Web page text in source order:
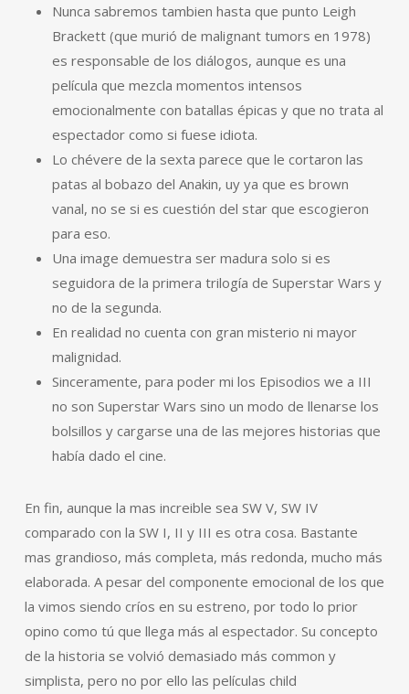
Nunca sabremos tambien hasta que punto Leigh
Brackett (que murió de malignant tumors en 1978)
es responsable de los diálogos, aunque es una
película que mezcla momentos intensos
emocionalmente con batallas épicas y que no trata al
espectador como si fuese idiota.
Lo chévere de la sexta parece que le cortaron las
patas al bobazo del Anakin, uy ya que es brown
vanal, no se si es cuestión del star que escogieron
para eso.
Una image demuestra ser madura solo si es
seguidora de la primera trilogía de Superstar Wars y
no de la segunda.
En realidad no cuenta con gran misterio ni mayor
malignidad.
Sinceramente, para poder mi los Episodios we a III
no son Superstar Wars sino un modo de llenarse los
bolsillos y cargarse una de las mejores historias que
había dado el cine.
En fin, aunque la mas increible sea SW V, SW IV
comparado con la SW I, II y III es otra cosa. Bastante
mas grandioso, más completa, más redonda, mucho más
elaborada. A pesar del componente emocional de los que
la vimos siendo críos en su estreno, por todo lo prior
opino como tú que llega más al espectador. Su concepto
de la historia se volvió demasiado más common y
simplista, pero no por ello las películas child